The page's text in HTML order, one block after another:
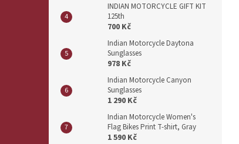
INDIAN MOTORCYCLE GIFT KIT
125th
700 Kč
Indian Motorcycle Daytona
Sunglasses
978 Kč
Indian Motorcycle Canyon
Sunglasses
1 290 Kč
Indian Motorcycle Women's
Flag Bikes Print T-shirt, Gray
1 590 Kč